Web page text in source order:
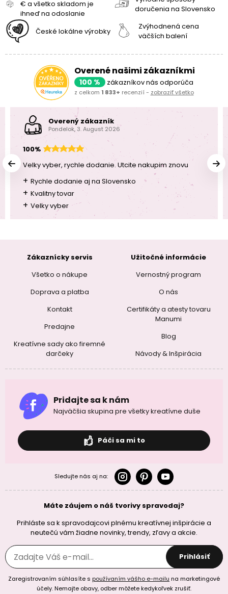
€ a všetko skladom je
ihneď na odoslanie
doručenia na Slovensko
České lokálne výrobky
Zvýhodnená cena
väčších balení
Overené našimi zákazníkmi
100 % zákazníkov nás odporúča
z celkom 1 833+ recenzií - zobraziť všetko
Overený zákazník
Pondelok, 3. August 2026
100%
Velky vyber, rychle dodanie. Utcite nakupim znovu
+ Rychle dodanie aj na Slovensko
+ Kvalitny tovar
+ Velky vyber
Zákaznícky servis
Všetko o nákupe
Doprava a platba
Kontakt
Predajne
Kreatívne sady ako firemné
darčeky
Užitočné informácie
Vernostný program
O nás
Certifikáty a atesty tovaru
Manumi
Blog
Návody & Inšpirácia
Pridajte sa k nám
Najväčšia skupina pre všetky kreatívne duše
Páči sa mi to
Sledujte nás aj na:
Máte záujem o náš tvorivy spravodaj?
Prihláste sa k spravodajcovi plnému kreatívnej inšpirácie a
neutečú vám žiadne novinky, trendy, zľavy a akcie.
Prihlásiť
Zaregistrovaním súhlasíte s používaním vášho e-mailu na marketingové
účely. Nemajte obavy, odber môžete kedykoľvek zrušiť.